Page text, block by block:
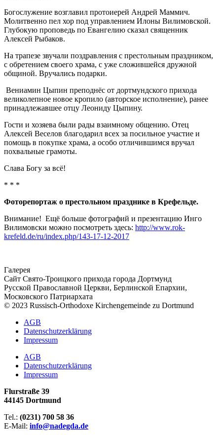
Богослужение возглавил протоиерей Андрей Маммич.
Молитвенно пел хор под управлением Илоны Вилимовской.
Глубокую проповедь по Евангелию сказал священник
Алексей Рыбаков.
На трапезе звучали поздравления с престольным праздником,
с обретением своего храма, с уже сложившейся дружной
общиной. Вручались подарки.
Вениамин Цыпин преподнёс от дортмундского прихода
великолепное новое кропило (авторское исполнение), ранее
принадлежавшее отцу Леониду Цыпину.
Гости и хозяева были рады взаимному общению. Отец
Алексей Веселов благодарил всех за посильное участие и
помощь в покупке храма, а особо отличившимся вручал
похвальные грамоты.
Слава Богу за всё!
* * *
Фоторепортаж о престольном празднике в Крефельде.
Внимание! Ещё больше фотографий и презентацию Инго
Вилимовски можно посмотреть здесь: http://www.rok-
krefeld.de/ru/index.php/143-17-12-2017
Галерея
Сайт Свято-Троицкого прихода города Дортмунд
Русской Православной Церкви, Берлинской Епархии,
Московского Патриархата
© 2023 Russisch-Orthodoxe Kirchengemeinde zu Dortmund
АGB
Datenschutzerklärung
Impressum
АGB
Datenschutzerklärung
Impressum
Flurstraße 39
44145 Dortmund
Tel.: (0231) 700 58 36
E-Mail: info@nadegda.de